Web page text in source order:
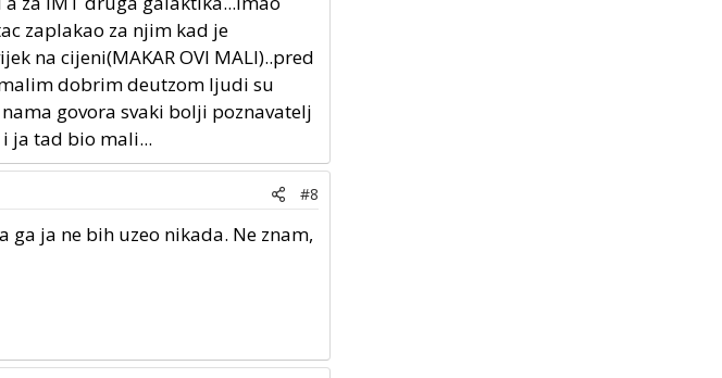
zaplakao za njim kad je
na cijeni(MAKAR OVI MALI)..pred
dobrim deutzom ljudi su
govora svaki bolji poznavatelj
ja tad bio mali...
#8
ja ne bih uzeo nikada. Ne znam,